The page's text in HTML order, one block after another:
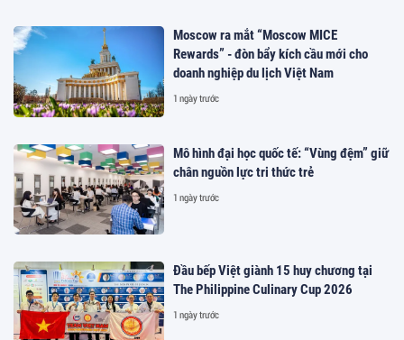
Moscow ra mắt “Moscow MICE
Rewards” - đòn bẩy kích cầu mới cho
doanh nghiệp du lịch Việt Nam
1 ngày trước
Mô hình đại học quốc tế: “Vùng đệm” giữ
chân nguồn lực tri thức trẻ
1 ngày trước
Đầu bếp Việt giành 15 huy chương tại
The Philippine Culinary Cup 2026
1 ngày trước